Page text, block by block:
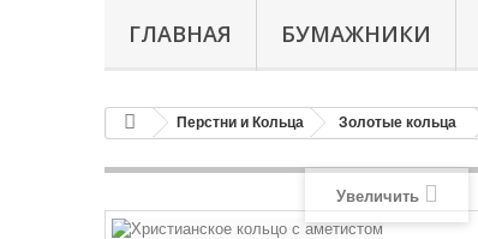
ГЛАВНАЯ БУМАЖНИКИ
Перстни и Кольца Золотые кольца
Увеличить